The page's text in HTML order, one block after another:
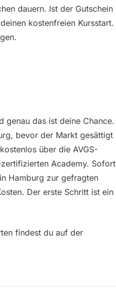
dauern. Ist der Gutschein
kostenfreien Kursstart.
genau das ist deine Chance.
bevor der Markt gesättigt
über die AVGS-
Academy. Sofort
Hamburg zur gefragten
Der erste Schritt ist ein
findest du auf der